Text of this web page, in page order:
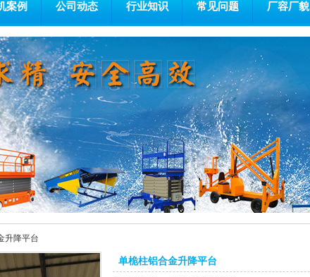
案例 公司动态 行业知识 常见问题 厂容厂貌
升降平台
单桅柱铝合金升降平台